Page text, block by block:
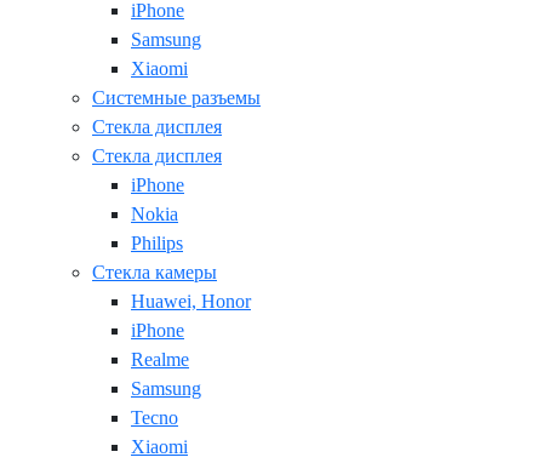
iPhone
Samsung
Xiaomi
Системные разъемы
Стекла дисплея
Стекла дисплея
iPhone
Nokia
Philips
Стекла камеры
Huawei, Honor
iPhone
Realme
Samsung
Tecno
Xiaomi